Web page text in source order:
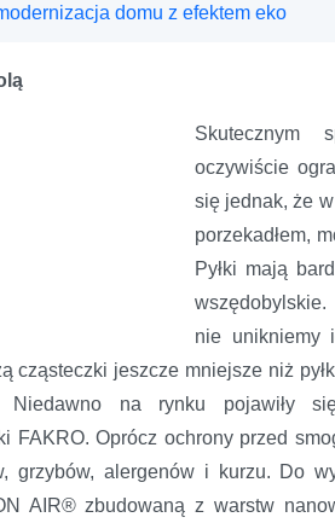
domu z efektem eko
Skutecznym
oczywiście
się jednak, że
porzekadłem,
Pyłki mają
nie unikniemy
cząsteczki jeszcze mniejsze niż
na rynku pojawiły
FAKRO. Oprócz ochrony przed
grzybów, alergenów i kurzu. Do
AIR® zbudowaną z warstw